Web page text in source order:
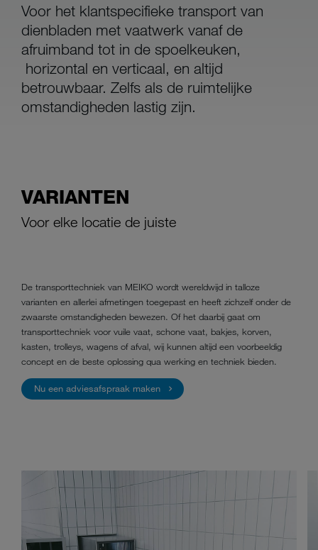
Voor het klantspecifieke transport van
dienbladen met vaatwerk vanaf de
afruimband tot in de spoelkeuken,
horizontal en verticaal, en altijd
betrouwbaar. Zelfs als de ruimtelijke
omstandigheden lastig zijn.
VARIANTEN
Voor elke locatie de juiste
De transporttechniek van MEIKO wordt wereldwijd in talloze
varianten en allerlei afmetingen toegepast en heeft zichzelf onder de
zwaarste omstandigheden bewezen. Of het daarbij gaat om
transporttechniek voor vuile vaat, schone vaat, bakjes, korven,
kasten, trolleys, wagens of afval, wij kunnen altijd een voorbeeldig
concept en de beste oplossing qua werking en techniek bieden.
Nu een adviesafspraak maken